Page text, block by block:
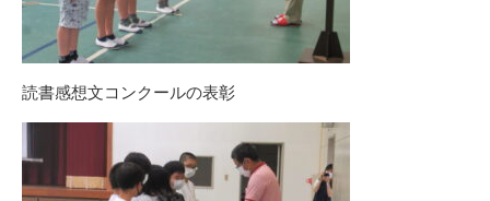
読書感想文コンクールの表彰